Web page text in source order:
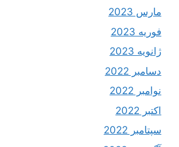
مارس 2023
فوریه 2023
ژانویه 2023
دسامبر 2022
نوامبر 2022
اکتبر 2022
سپتامبر 2022